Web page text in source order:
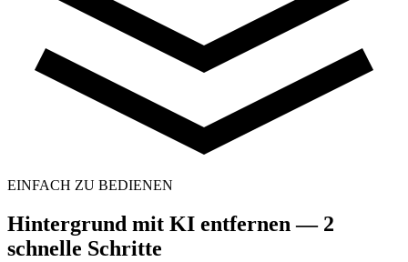
EINFACH ZU BEDIENEN
Hintergrund mit KI entfernen — 2
schnelle Schritte